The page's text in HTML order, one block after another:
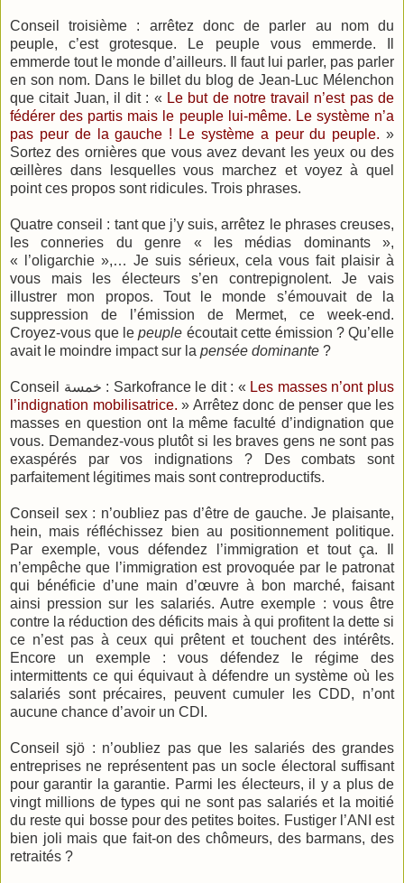
Conseil troisième : arrêtez donc de parler au nom du
peuple, c’est grotesque. Le peuple vous emmerde. Il
emmerde tout le monde d’ailleurs. Il faut lui parler, pas parler
en son nom. Dans le billet du blog de Jean-Luc Mélenchon
que citait Juan, il dit : « Le but de notre travail n’est pas de
fédérer des partis mais le peuple lui-même. Le système n’a
pas peur de la gauche ! Le système a peur du peuple. »
Sortez des ornières que vous avez devant les yeux ou des
œillères dans lesquelles vous marchez et voyez à quel
point ces propos sont ridicules. Trois phrases.
Quatre conseil : tant que j’y suis, arrêtez le phrases creuses,
les conneries du genre « les médias dominants »,
« l’oligarchie »,… Je suis sérieux, cela vous fait plaisir à
vous mais les électeurs s’en contrepignolent. Je vais
illustrer mon propos. Tout le monde s’émouvait de la
suppression de l’émission de Mermet, ce week-end.
Croyez-vous que lepeuple écoutait cette émission ? Qu’elle
avait le moindre impact sur la pensée dominante ?
Conseil خمسة : Sarkofrance le dit : « Les masses n’ont plus
l’indignation mobilisatrice. » Arrêtez donc de penser que les
masses en question ont la même faculté d’indignation que
vous. Demandez-vous plutôt si les braves gens ne sont pas
exaspérés par vos indignations ? Des combats sont
parfaitement légitimes mais sont contreproductifs.
Conseil sex : n’oubliez pas d’être de gauche. Je plaisante,
hein, mais réfléchissez bien au positionnement politique.
Par exemple, vous défendez l’immigration et tout ça. Il
n’empêche que l’immigration est provoquée par le patronat
qui bénéficie d’une main d’œuvre à bon marché, faisant
ainsi pression sur les salariés. Autre exemple : vous être
contre la réduction des déficits mais à qui profitent la dette si
ce n’est pas à ceux qui prêtent et touchent des intérêts.
Encore un exemple : vous défendez le régime des
intermittents ce qui équivaut à défendre un système où les
salariés sont précaires, peuvent cumuler les CDD, n’ont
aucune chance d’avoir un CDI.
Conseilsjö : n’oubliez pas que les salariés des grandes
entreprises ne représentent pas un socle électoral suffisant
pour garantir la garantie. Parmi les électeurs, il y a plus de
vingt millions de types qui ne sont pas salariés et la moitié
du reste qui bosse pour des petites boites. Fustiger l’ANI est
bien joli mais que fait-on des chômeurs, des barmans, des
retraités ?